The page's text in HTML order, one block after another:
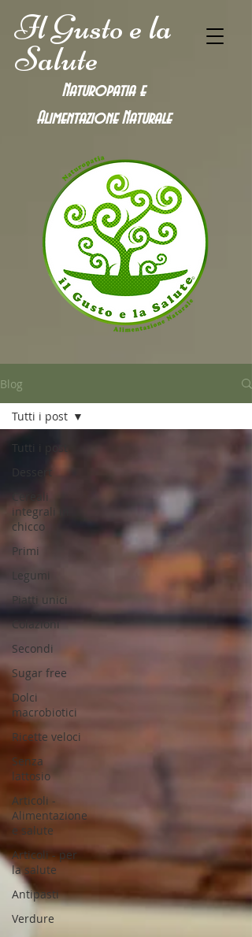
Il Gusto e la
Salute
Naturopatia e
Alimentazione Naturale
Blog
Tutti i post
Dessert
Cereali
integrali in
chicco
Primi
Legumi
Piatti unici
Colazioni
Secondi
Sugar free
Dolci
macrobiotici
Ricette veloci
Senza
lattosio
Articoli -
Alimentazione
e salute
Articoli - per
la salute
Antipasti
Verdure
Tutti i post